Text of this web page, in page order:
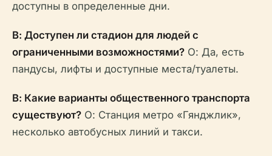
доступны в определенные дни.
В: Доступен ли стадион для людей с
ограниченными возможностями? О: Да, есть
пандусы, лифты и доступные места/туалеты.
В: Какие варианты общественного транспорта
существуют? О: Станция метро «Гянджлик»,
несколько автобусных линий и такси.